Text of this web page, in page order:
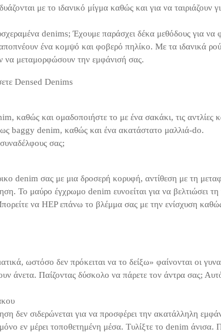
με το ιδανικό μίγμα καθώς και για να ταιριάζουν
denims; Έχουμε παράσχει δέκα μεθόδους για να
ένα κομψό και φοβερό πηλίκο. Με τα ιδανικά
να μεταμορφώσουν την εμφάνισή σας.
Densed Denims
καθώς και ομαδοποιήστε το με ένα σακάκι, τις αντλίες
baggy denim, καθώς και ένα ακατάστατο μαλλιά-do.
συναδέλφους σας;
denim σας με μια δροσερή κορυφή, αντίθεση με τη
Το μαύρο έγχρωμο denim ευνοείται για να βελτιώσει τη
να HEP επάνω το βλέμμα σας με την ενίσχυση
ωστόσο δεν πρόκειται να το δείξω» φαίνονται οι
άνετα. Παίζοντας δύσκολο να πάρετε τον άντρα σας; Αυτό
δεν σιδερώνεται για να προσφέρει την ακατάλληλη
εν μέρει τοποθετημένη μέσα. Τυλίξτε το denim άνισα.